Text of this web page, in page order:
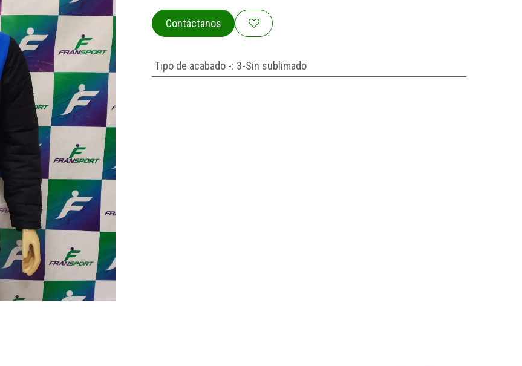
Contáctanos
Tipo de acabado -: 3-Sin sublimado